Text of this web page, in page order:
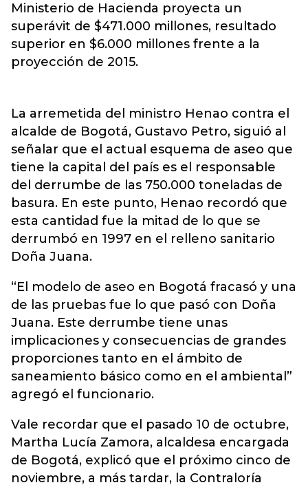
Ministerio de Hacienda proyecta un
superávit de $471.000 millones, resultado
superior en $6.000 millones frente a la
proyección de 2015.
La arremetida del ministro Henao contra el
alcalde de Bogotá, Gustavo Petro, siguió al
señalar que el actual esquema de aseo que
tiene la capital del país es el responsable
del derrumbe de las 750.000 toneladas de
basura. En este punto, Henao recordó que
esta cantidad fue la mitad de lo que se
derrumbó en 1997 en el relleno sanitario
Doña Juana.
“El modelo de aseo en Bogotá fracasó y una
de las pruebas fue lo que pasó con Doña
Juana. Este derrumbe tiene unas
implicaciones y consecuencias de grandes
proporciones tanto en el ámbito de
saneamiento básico como en el ambiental”
agregó el funcionario.
Vale recordar que el pasado 10 de octubre,
Martha Lucía Zamora, alcaldesa encargada
de Bogotá, explicó que el próximo cinco de
noviembre, a más tardar, la Contraloría